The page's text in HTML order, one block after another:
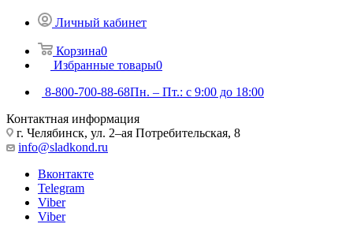
Личный кабинет
Корзина0
Избранные товары0
8-800-700-88-68Пн. – Пт.: с 9:00 до 18:00
Контактная информация
г. Челябинск, ул. 2–ая Потребительская, 8
info@sladkond.ru
Вконтакте
Telegram
Viber
Viber